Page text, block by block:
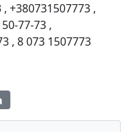
, +380731507773 ,
77-73 ,
, 8 073 1507773